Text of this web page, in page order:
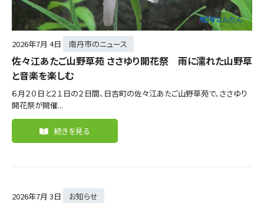
2026年7月 4日 南丹市のニュース
佐々江あたご山野草苑 ささゆり開花祭 雨に濡れた山野草
と音楽を楽しむ
６月２０日と２１日の２日間、日吉町の佐々江あたご山野草苑で、ささゆり
開花祭が開催...
続きを見る
2026年7月 3日 お知らせ